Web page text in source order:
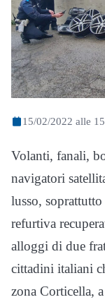
15/02/2022 alle
Volanti, fanali,
navigatori
lusso,
refurtiva
alloggi di due
cittadini italiani
zona Corticella,